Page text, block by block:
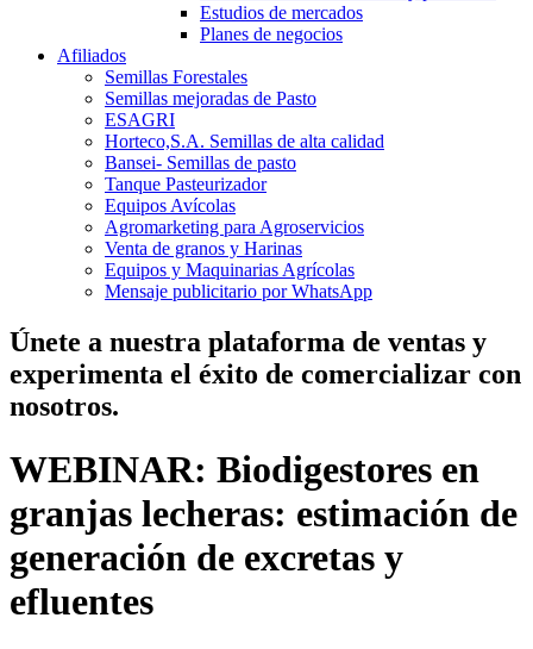
Estudios de mercados
Planes de negocios
Afiliados
Semillas Forestales
Semillas mejoradas de Pasto
ESAGRI
Horteco,S.A. Semillas de alta calidad
Bansei- Semillas de pasto
Tanque Pasteurizador
Equipos Avícolas
Agromarketing para Agroservicios
Venta de granos y Harinas
Equipos y Maquinarias Agrícolas
Mensaje publicitario por WhatsApp
Únete a nuestra plataforma de ventas y
experimenta el éxito de comercializar con
nosotros.
WEBINAR: Biodigestores en
granjas lecheras: estimación de
generación de excretas y
efluentes